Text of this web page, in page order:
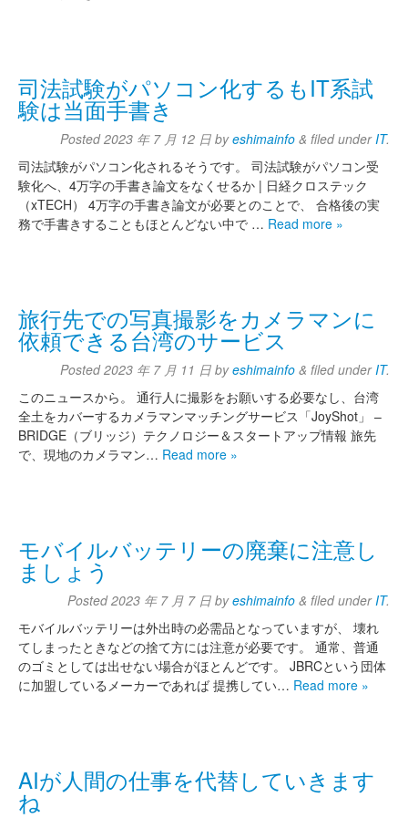
司法試験がパソコン化するもIT系試
験は当面手書き
Posted2023 年 7 月 12 日 byeshimainfo & filed under IT.
司法試験がパソコン化されるそうです。 司法試験がパソコン受
験化へ、4万字の手書き論文をなくせるか | 日経クロステック
（xTECH） 4万字の手書き論文が必要とのことで、 合格後の実
務で手書きすることもほとんどない中で … Read more »
旅行先での写真撮影をカメラマンに
依頼できる台湾のサービス
Posted2023 年 7 月 11 日 byeshimainfo & filed under IT.
このニュースから。 通行人に撮影をお願いする必要なし、台湾
全土をカバーするカメラマンマッチングサービス「JoyShot」 –
BRIDGE（ブリッジ）テクノロジー＆スタートアップ情報 旅先
で、現地のカメラマン… Read more »
モバイルバッテリーの廃棄に注意し
ましょう
Posted2023 年 7 月 7 日 byeshimainfo & filed under IT.
モバイルバッテリーは外出時の必需品となっていますが、 壊れ
てしまったときなどの捨て方には注意が必要です。 通常、普通
のゴミとしては出せない場合がほとんどです。 JBRCという団体
に加盟しているメーカーであれば 提携してい… Read more »
AIが人間の仕事を代替していきます
ね